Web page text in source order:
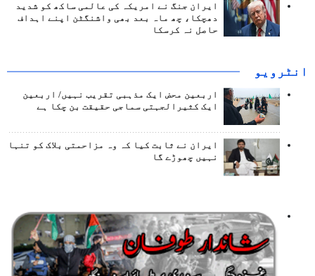
ایران جنگ نے امریکہ کی عالمی ساکھ کو شدید
دھچکا، چھ ماہ بعد بھی واشنگٹن اپنے اہداف
حاصل نہ کرسکا
انٹرويو
اربعین محض ایک مذہبی تقریب نہیں/ اربعین
ایک کثیرالجہتی سماجی حقیقت بن چکا ہے
ایران نے ثابت کیا کہ وہ مزاحمتی بلاک کو تنہا
نہیں چھوڑے گا